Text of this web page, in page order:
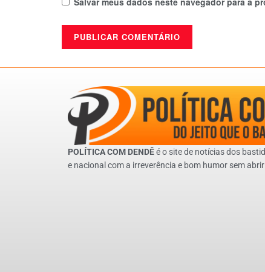
POLÍTICA COM DENDÊé o site de notícias dos
e nacional com a irreverência e bom humor sem